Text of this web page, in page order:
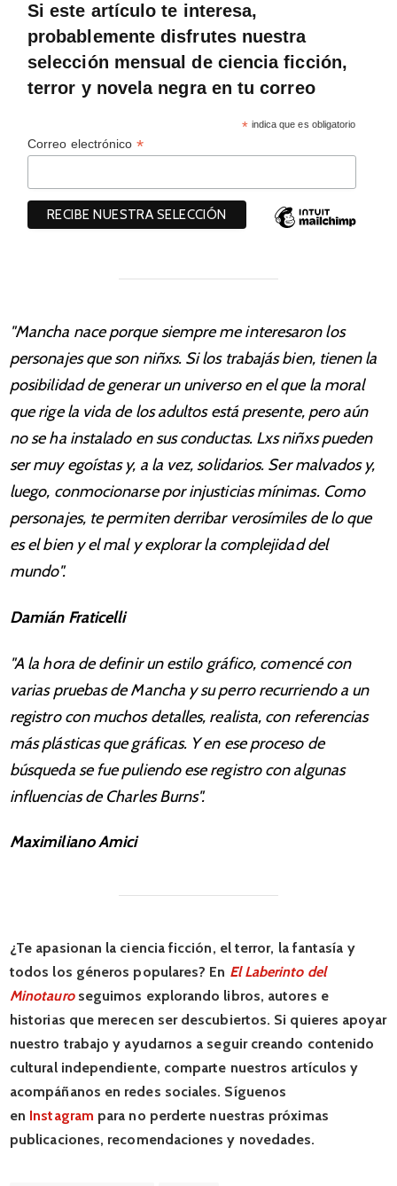
Si este artículo te interesa,
probablemente disfrutes nuestra
selección mensual de ciencia ficción,
terror y novela negra en tu correo
* indica que es obligatorio
Correo electrónico *
"Mancha nace porque siempre me interesaron los
personajes que son niñxs. Si los trabajás bien, tienen la
posibilidad de generar un universo en el que la moral
que rige la vida de los adultos está presente, pero aún
no se ha instalado en sus conductas. Lxs niñxs pueden
ser muy egoístas y, a la vez, solidarios. Ser malvados y,
luego, conmocionarse por injusticias mínimas. Como
personajes, te permiten derribar verosímiles de lo que
es el bien y el mal y explorar la complejidad del
mundo".
Damián Fraticelli
"A la hora de definir un estilo gráfico, comencé con
varias pruebas de Mancha y su perro recurriendo a un
registro con muchos detalles, realista, con referencias
más plásticas que gráficas. Y en ese proceso de
búsqueda se fue puliendo ese registro con algunas
influencias de Charles Burns".
Maximiliano Amici
¿Te apasionan la ciencia ficción, el terror, la fantasía y
todos los géneros populares? En El Laberinto del
Minotauroseguimos explorando libros, autores e
historias que merecen ser descubiertos. Si quieres apoyar
nuestro trabajo y ayudarnos a seguir creando contenido
cultural independiente, comparte nuestros artículos y
acompáñanos en redes sociales. Síguenos
en Instagram para no perderte nuestras próximas
publicaciones, recomendaciones y novedades.